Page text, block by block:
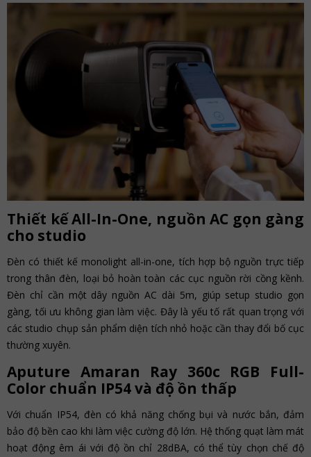
Thiết kế All-In-One, nguồn AC gọn gàng
cho studio
Đèn có thiết kế monolight all-in-one, tích hợp bộ nguồn trực tiếp
trong thân đèn, loại bỏ hoàn toàn các cục nguồn rời cồng kềnh.
Đèn chỉ cần một dây nguồn AC dài 5m, giúp setup studio gọn
gàng, tối ưu không gian làm việc. Đây là yếu tố rất quan trọng với
các studio chụp sản phẩm diện tích nhỏ hoặc cần thay đổi bố cục
thường xuyên.
Aputure Amaran Ray 360c RGB Full-
Color chuẩn IP54 và độ ồn thấp
Với chuẩn IP54, đèn có khả năng chống bụi và nước bắn, đảm
bảo độ bền cao khi làm việc cường độ lớn. Hệ thống quạt làm mát
hoạt động êm ái với độ ồn chỉ 28dBA, có thể tùy chọn chế độ